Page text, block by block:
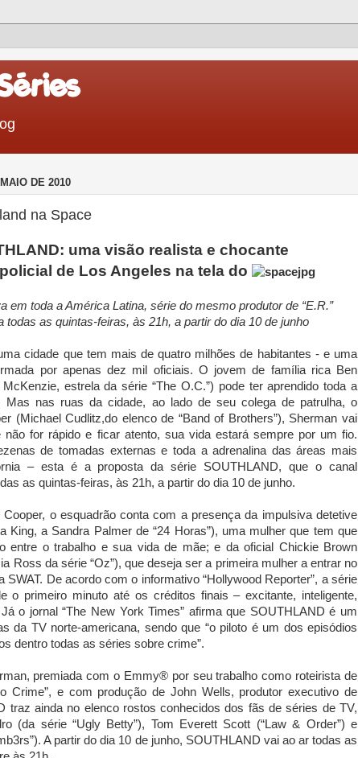
DE 2010
na Space
uma visão realista e chocante
de Los Angeles na tela do
em toda a América Latina, série do mesmo produtor de “E.R.”
todas as quintas-feiras, às 21h, a partir do dia 10 de junho
cidade que tem mais de quatro milhões de habitantes - e uma
por apenas dez mil oficiais. O jovem de família rica Ben
estrela da série “The O.C.”) pode ter aprendido toda a
Mas nas ruas da cidade, ao lado de seu colega de patrulha, o
(Michael Cudlitz,do elenco de “Band of Brothers”), Sherman vai
não for rápido e ficar atento, sua vida estará sempre por um fio.
de tomadas externas e toda a adrenalina das áreas mais
– esta é a proposta da série SOUTHLAND, que o canal
as quintas-feiras, às 21h, a partir do dia 10 de junho.
o esquadrão conta com a presença da impulsiva detetive
King, a Sandra Palmer de “24 Horas”), uma mulher que tem que
entre o trabalho e sua vida de mãe; e da oficial Chickie Brown
Ross da série “Oz”), que deseja ser a primeira mulher a entrar no
SWAT. De acordo com o informativo “Hollywood Reporter”, a série
o primeiro minuto até os créditos finais – excitante, inteligente,
o jornal “The New York Times” afirma que SOUTHLAND é um
da TV norte-americana, sendo que “o piloto é um dos episódios
dentro todas as séries sobre crime”.
premiada com o Emmy® por seu trabalho como roteirista de
Crime”, e com produção de John Wells, produtor executivo de
traz ainda no elenco rostos conhecidos dos fãs de séries de TV,
(da série “Ugly Betty”), Tom Everett Scott (“Law & Order”) e
A partir do dia 10 de junho, SOUTHLAND vai ao ar todas as